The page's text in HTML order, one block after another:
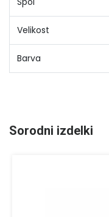
Velikost
Barva
Sorodni izdelki